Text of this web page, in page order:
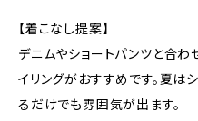
【着こなし提案】
デニムやショートパンツと合わ
イリングがおすすめです。夏は
るだけでも雰囲気が出ます。